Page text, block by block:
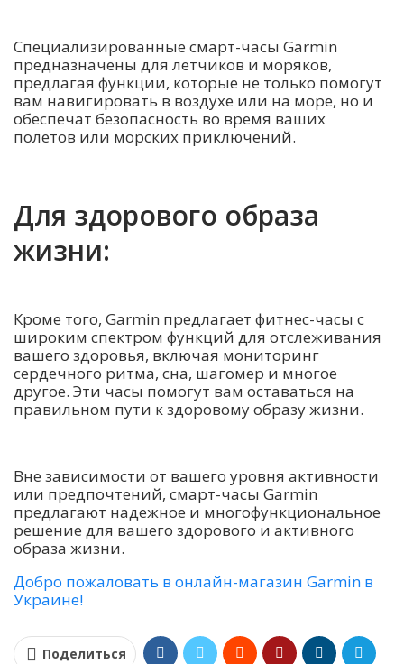
Специализированные смарт-часы Garmin
предназначены для летчиков и моряков,
предлагая функции, которые не только помогут
вам навигировать в воздухе или на море, но и
обеспечат безопасность во время ваших
полетов или морских приключений.
Для здорового образа
жизни:
Кроме того, Garmin предлагает фитнес-часы с
широким спектром функций для отслеживания
вашего здоровья, включая мониторинг
сердечного ритма, сна, шагомер и многое
другое. Эти часы помогут вам оставаться на
правильном пути к здоровому образу жизни.
Вне зависимости от вашего уровня активности
или предпочтений, смарт-часы Garmin
предлагают надежное и многофункциональное
решение для вашего здорового и активного
образа жизни.
Добро пожаловать в онлайн-магазин Garmin в
Украине!
Поделиться